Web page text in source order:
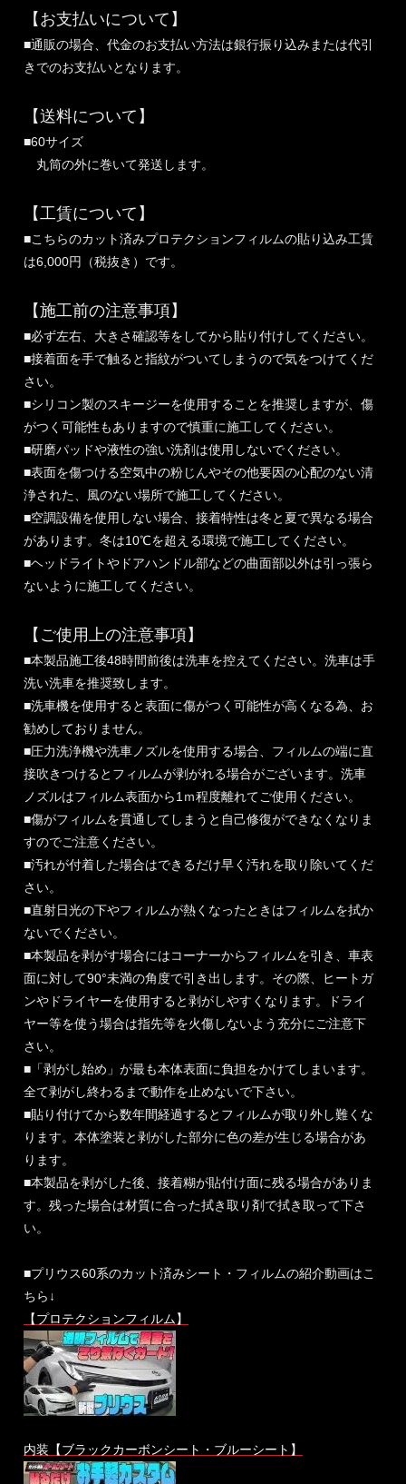
【お支払いについて】
■通販の場合、代金のお支払い方法は銀行振り込みまたは代引
きでのお支払いとなります。
【送料について】
■60サイズ
丸筒の外に巻いて発送します。
【工賃について】
■こちらのカット済みプロテクションフィルムの貼り込み工賃
は6,000円（税抜き）です。
【施工前の注意事項】
■必ず左右、大きさ確認等をしてから貼り付けしてください。
■接着面を手で触ると指紋がついてしまうので気をつけてくだ
さい。
■シリコン製のスキージーを使用することを推奨しますが、傷
がつく可能性もありますので慎重に施工してください。
■研磨パッドや液性の強い洗剤は使用しないでください。
■表面を傷つける空気中の粉じんやその他要因の心配のない清
浄された、風のない場所で施工してください。
■空調設備を使用しない場合、接着特性は冬と夏で異なる場合
があります。冬は10℃を超える環境で施工してください。
■ヘッドライトやドアハンドル部などの曲面部以外は引っ張ら
ないように施工してください。
【ご使用上の注意事項】
■本製品施工後48時間前後は洗車を控えてください。洗車は手
洗い洗車を推奨致します。
■洗車機を使用すると表面に傷がつく可能性が高くなる為、お
勧めしておりません。
■圧力洗浄機や洗車ノズルを使用する場合、フィルムの端に直
接吹きつけるとフィルムが剥がれる場合がございます。洗車
ノズルはフィルム表面から1ｍ程度離れてご使用ください。
■傷がフィルムを貫通してしまうと自己修復ができなくなりま
すのでご注意ください。
■汚れが付着した場合はできるだけ早く汚れを取り除いてくだ
さい。
■直射日光の下やフィルムが熱くなったときはフィルムを拭か
ないでください。
■本製品を剥がす場合にはコーナーからフィルムを引き、車表
面に対して90°未満の角度で引き出します。その際、ヒートガ
ンやドライヤーを使用すると剥がしやすくなります。ドライ
ヤー等を使う場合は指先等を火傷しないよう充分にご注意下
さい。
■「剥がし始め」が最も本体表面に負担をかけてしまいます。
全て剥がし終わるまで動作を止めないで下さい。
■貼り付けてから数年間経過するとフィルムが取り外し難くな
ります。本体塗装と剥がした部分に色の差が生じる場合があ
ります。
■本製品を剥がした後、接着糊が貼付け面に残る場合がありま
す。残った場合は材質に合った拭き取り剤で拭き取って下さ
い。
■プリウス60系のカット済みシート・フィルムの紹介動画はこ
ちら↓
【プロテクションフィルム】
内装【ブラックカーボンシート・ブルーシート】